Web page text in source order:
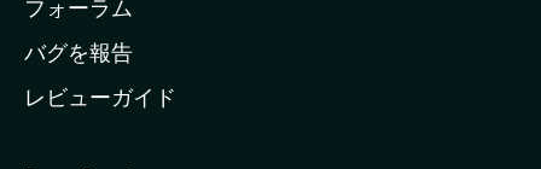
ジ
へ
フォーラム
バグを報告
レビューガイド